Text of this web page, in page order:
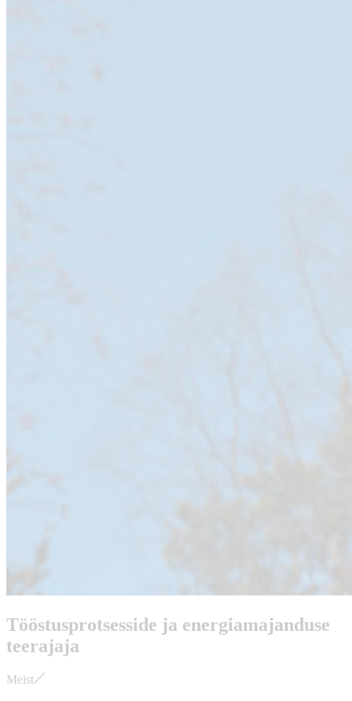
Tööstusprotsesside ja energiamajanduse
teerajaja
Meist